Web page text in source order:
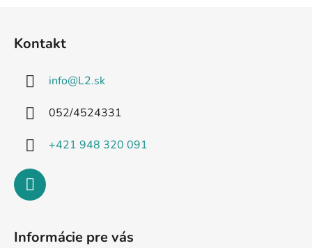
Kontakt
info@L2.sk
052/4524331
+421 948 320 091
Informácie pre vás